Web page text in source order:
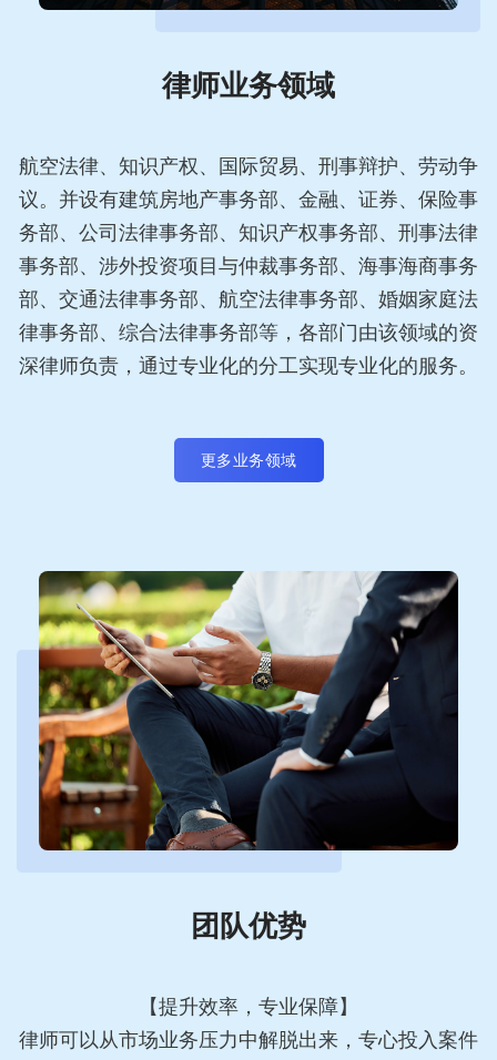
律师业务领域
航空法律、知识产权、国际贸易、刑事辩护、劳动争
议。并设有建筑房地产事务部、金融、证券、保险事
务部、公司法律事务部、知识产权事务部、刑事法律
事务部、涉外投资项目与仲裁事务部、海事海商事务
部、交通法律事务部、航空法律事务部、婚姻家庭法
律事务部、综合法律事务部等，各部门由该领域的资
深律师负责，通过专业化的分工实现专业化的服务。
更多业务领域
团队优势
【提升效率，专业保障】
律师可以从市场业务压力中解脱出来，专心投入案件